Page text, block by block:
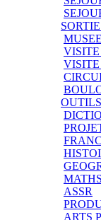
OUTILS
MATHS
ASSR
ARTS